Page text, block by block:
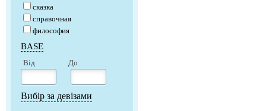
сказка
справочная
философия
BASE
Від До
Вибір за девізами